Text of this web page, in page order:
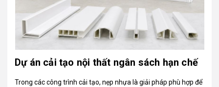
Dự án cải tạo nội thất ngân sách hạn chế
Trong các công trình cải tạo, nẹp nhựa là giải pháp phù hợp để